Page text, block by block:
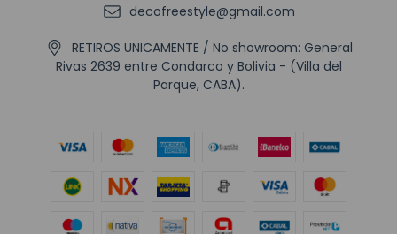
decofreestyle@gmail.com
RETIROS UNICAMENTE / No showroom: General
Rivas 2639 entre Condarco y Bolivia - (Villa del
Parque, CABA).